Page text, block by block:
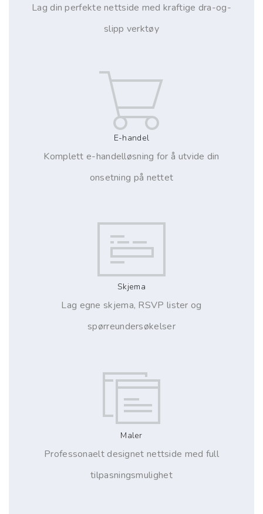
Lag din perfekte nettside med kraftige dra-og-
slipp verktøy
E-handel
Komplett e-handelløsning for å utvide din
onsetning på nettet
Skjema
Lag egne skjema, RSVP lister og
spørreundersøkelser
Maler
Professonaelt designet nettside med full
tilpasningsmulighet